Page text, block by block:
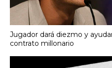
Jugador dará diezmo y
contrato millonario